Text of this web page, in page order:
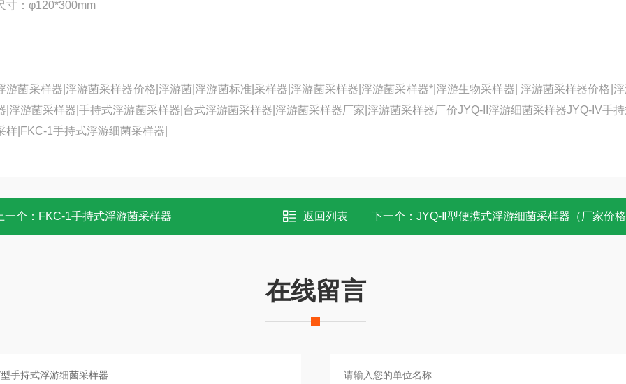
寸 ： φ120*300mm
游菌采样器|浮游菌采样器价格|浮游菌|浮游菌标准|采样器|浮游菌采样器|浮游菌采样器*|浮游生物采样器| 浮游菌采样器价格|
|浮游菌采样器|手持式浮游菌采样器|台式浮游菌采样器|浮游菌采样器厂家|浮游菌采样器厂价JYQ-II浮游细菌采样器JYQ-IV手
样|FKC-1手持式浮游细菌采样器|
一个： FKC-1手持式浮游菌采样器 返回列表 下一个： JYQ-Ⅱ型便携式浮游细菌采样器（厂家价
在线留言